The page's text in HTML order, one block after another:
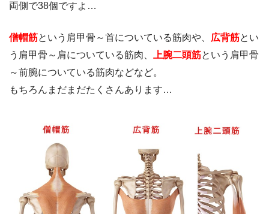
両側で38個ですよ…
僧帽筋という肩甲骨～首についている筋肉や、 広背筋とい
う肩甲骨～肩についている筋肉、
上腕二頭筋という肩甲骨
～前腕についている筋肉などなど。
もちろんまだまだたくさんあります…